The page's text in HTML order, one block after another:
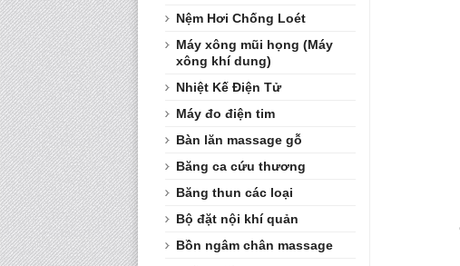
Nệm Hơi Chống Loét
Máy xông mũi họng (Máy
xông khí dung)
Nhiệt Kế Điện Tử
Máy đo điện tim
Bàn lăn massage gỗ
Băng ca cứu thương
Băng thun các loại
Bộ đặt nội khí quản
Bồn ngâm chân massage